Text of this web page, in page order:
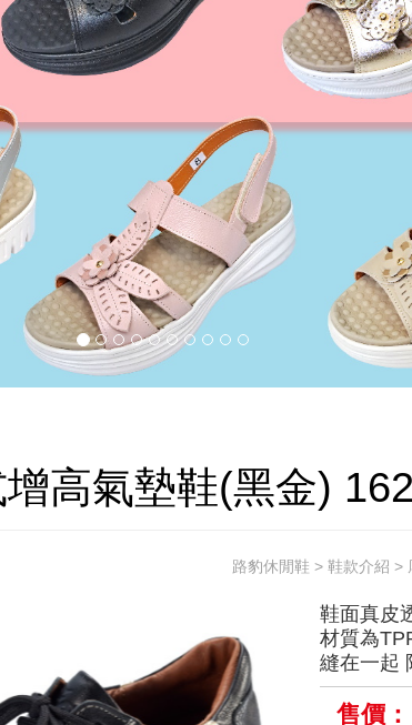
高氣墊鞋(黑金)
路豹休閒鞋 > 鞋款介紹 >
鞋面真皮
材質為
縫在一起
售價：